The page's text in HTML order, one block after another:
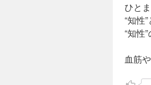
ひと
“知性
“知性
血筋